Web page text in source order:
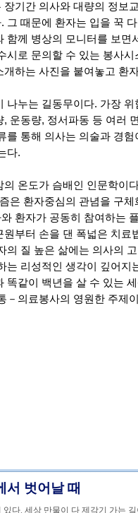
기간 의사와 대량의 정보
그 때문에 환자는 입을 꾹
함께 병상의 모니터를 보면
시로 문의할 수 있는 봉사
하는 사진을 붙여놓고 환
나누는 길동무이다. 가장
운동량, 정서파동 등 여러
를 통해 의사는 의술과 경
다.
온도가 슴배인 인문학이
은 환자중심의 관념을 구
환자가 공동히 참여하는
부터 손을 댄 폭넓은 치
의 질 높은 삶에는 의사의
는 리성적인 생각이 깊어
똑같이 백년을 살 수 있는
－의료봉사의 영원한 주제
서 벗어날 때
다. 세상 만물이 다 제각기 가는